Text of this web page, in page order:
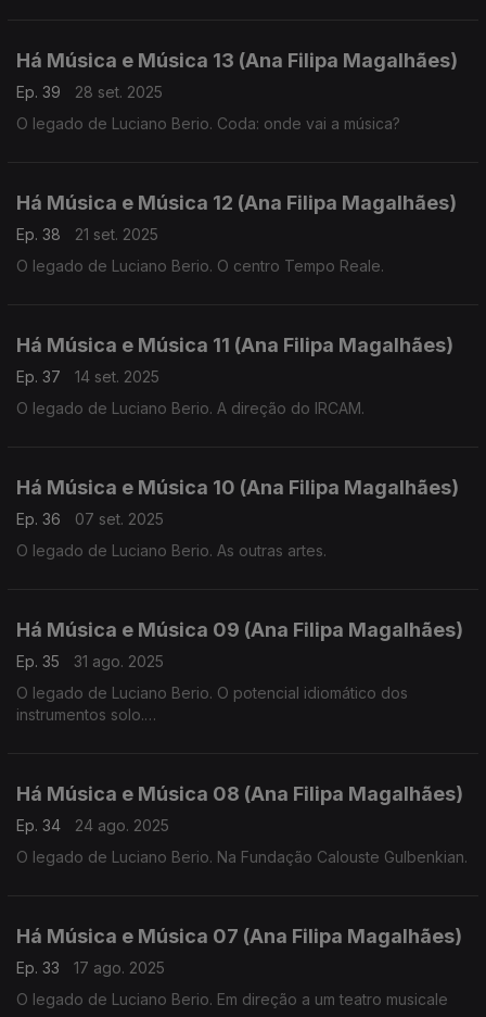
Há Música e Música 13 (Ana Filipa Magalhães)
Ep. 39
28 set. 2025
O legado de Luciano Berio. Coda: onde vai a música?
Há Música e Música 12 (Ana Filipa Magalhães)
Ep. 38
21 set. 2025
O legado de Luciano Berio. O centro Tempo Reale.
Há Música e Música 11 (Ana Filipa Magalhães)
Ep. 37
14 set. 2025
O legado de Luciano Berio. A direção do IRCAM.
Há Música e Música 10 (Ana Filipa Magalhães)
Ep. 36
07 set. 2025
O legado de Luciano Berio. As outras artes.
Há Música e Música 09 (Ana Filipa Magalhães)
Ep. 35
31 ago. 2025
O legado de Luciano Berio. O potencial idiomático dos
instrumentos solo.
Há Música e Música 08 (Ana Filipa Magalhães)
Ep. 34
24 ago. 2025
O legado de Luciano Berio. Na Fundação Calouste Gulbenkian.
Há Música e Música 07 (Ana Filipa Magalhães)
Ep. 33
17 ago. 2025
O legado de Luciano Berio. Em direção a um teatro musicale